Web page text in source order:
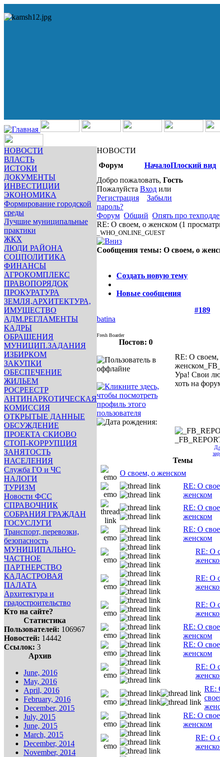
НОВОСТИ
ВЛАСТЬ
ИСТОКИ
ДОКУМЕНТЫ
ИНВЕСТИЦИИ
ЭКОНОМИКА
Формирование городской
среды
Лучшие муниципальные
практики
ЖКХ
ЛЮДИ РАЙОНА
СОЦПОЛИТИКА
ФИНАНСЫ
АГРОКОМПЛЕКС
ПРАВОПОРЯДОК
ПРОКУРАТУРА
ЗЕМЛЯ,АРХИТЕКТУРА,
ИМУЩЕСТВО
АДМ.РЕГЛАМЕНТЫ
КАДРЫ
ОБРАЩЕНИЯ
МУНИЦИП.ЗАДАНИЯ
ИЗБИРКОМ
ЗАКУПКИ
ОБЕСПЕЧЕНИЕ
ЖИЛЬЕМ
РОСРЕЕСТР
АНТИНАРКОТИЧЕСКАЯ
КОМИССИЯ
ОТКРЫТЫЕ ДАННЫЕ
ОБСУЖДЕНИЕ
ПРОЕКТА СКИОВО
СТОП-КОРРУПЦИЯ
ЗАНЯТОСТЬ
НАСЕЛЕНИЯ
Служба ГО и ЧС
НАЛОГИ
ТУРИЗМ
Новости ФСС
СПРАВОЧНИК
СОБРАНИЯ ГРАЖДАН
ГОСУСЛУГИ
Транспорт, перевозки,
безопасность
МУНИЦИПАЛЬНО-
ЧАСТНОЕ
ПАРТНЕРСТВО
КАДАСТРОВАЯ
ПАЛАТА
Архитектура и
градостроительство
Кто на сайте?
Статистика
Пользователей: 106967
Новостей: 14442
Ссылок: 3
Архив
June, 2016
May, 2016
April, 2016
February, 2016
December, 2015
July, 2015
June, 2015
March, 2015
December, 2014
November, 2014
НОВОСТИ
Форум
НачалоПлоский вид
Добро пожаловать, Гость
Пожалуйста Вход или
Регистрация
Забыли
пароль?
Форум Общий Опять про
RE: О своем, о женском (1
_WHO_ONLINE_GUEST
Сообщения темы: О своем, о
Создать новую тему
Новые сообщения
#189
batina
Fresh Boarder
Постов: 0
RE: О своем,
женском
Ура! Свои
хоть на
Темы
О своем, о женском
RE: О
женском
RE: О
женском
RE: О
женском
RE: О
RE: О
RE: О
RE: О
женском
RE: О
женском
RE: О
RE:
RE: О
женском
RE: О